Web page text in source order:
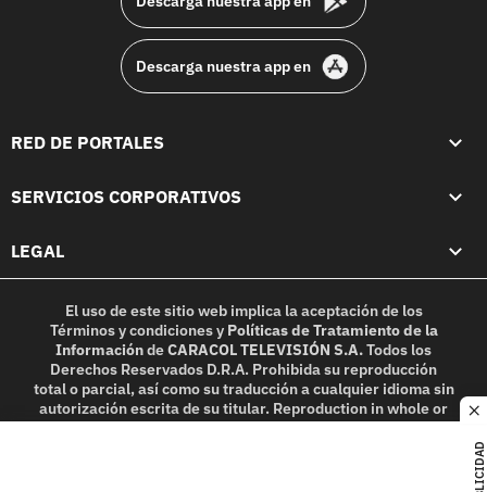
Descarga nuestra app en
RED DE PORTALES
SERVICIOS CORPORATIVOS
LEGAL
El uso de este sitio web implica la aceptación de los
Términos y condicionesy Políticas de Tratamiento de la
InformacióndeCARACOL TELEVISIÓN S.A.Todos los
Derechos Reservados D.R.A. Prohibida su reproducción
total o parcial, así como su traducción a cualquier idioma sin
autorización escrita de su titular. Reproduction in whole or